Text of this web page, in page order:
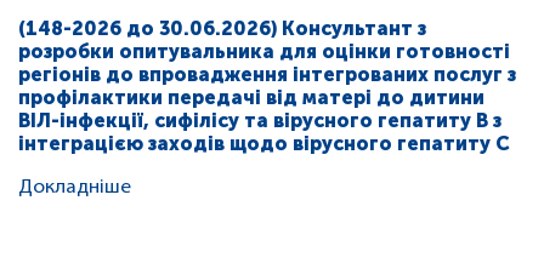
(148-2026 до 30.06.2026) Консультант з
розробки опитувальника для оцінки готовності
регіонів до впровадження інтегрованих послуг з
профілактики передачі від матері до дитини
ВІЛ-інфекції, сифілісу та вірусного гепатиту В з
інтеграцією заходів щодо вірусного гепатиту С
Докладніше